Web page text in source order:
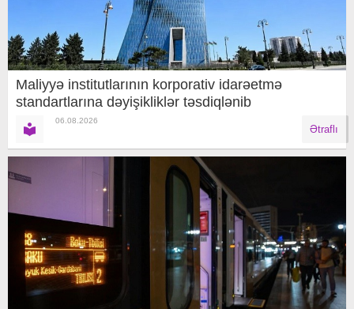
Maliyyə institutlarının korporativ idarəetmə
standartlarına dəyişikliklər təsdiqlənib
06.08.2026
Ətraflı